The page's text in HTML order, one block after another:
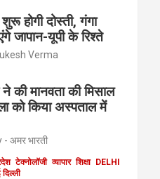
होगी दोस्ती, गंगा
जापान-यूपी के रिश्ते
Verma
की मानवता की मिसाल
को किया अस्पताल में
- अमर भारती
टेक्नोलॉजी व्यापार शिक्षा DELHI